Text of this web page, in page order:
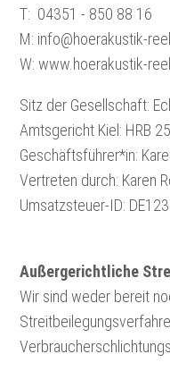
T: 04351 - 850 88 16
M: info@hoerakustik-
W: www.hoerakustik-
Sitz der Gesellschaft:
Amtsgericht Kiel: HRB
Geschäftsführer*in:
Vertreten durch: Karen
Umsatzsteuer-ID:
Außergerichtliche
Wir sind weder bereit